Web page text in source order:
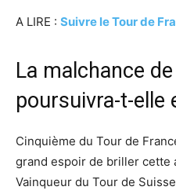
A LIRE : Suivre le Tour de
La malchance
poursuivra-t-elle
Cinquième du Tour de
grand espoir de briller cette
Vainqueur du Tour de